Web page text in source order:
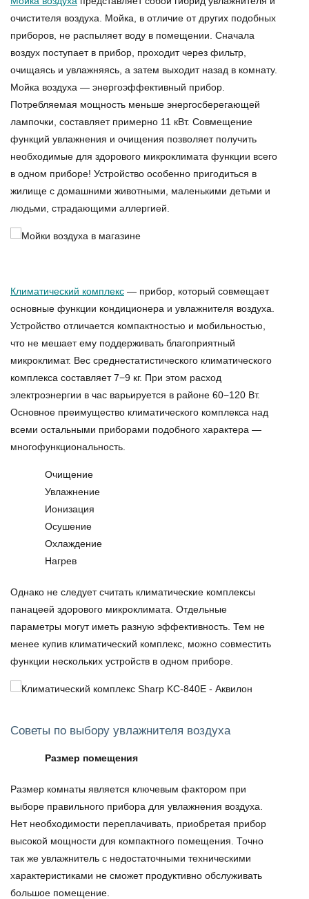
очистителя воздуха . Мойка, в отличие от других подобных
приборов, не распыляет воду в помещении. Сначала
воздух поступает в прибор, проходит через фильтр,
очищаясь и увлажняясь, а затем выходит назад в комнату.
Мойка воздуха — энергоэффективный прибор.
Потребляемая мощность меньше энергосберегающей
лампочки, составляет примерно 11 кВт. Совмещение
функций увлажнения и очищения позволяет получить
необходимые для здорового микроклимата функции всего
в одном приборе! Устройство особенно пригодиться в
жилище с домашними животными, маленькими детьми и
людьми, страдающими аллергией.
Климатический комплекс — прибор, который совмещает
основные функции кондиционера и увлажнителя воздуха
Устройство отличается компактностью и мобильностью,
что не мешает ему поддерживать благоприятный
микроклимат. Вес среднестатистического климатического
комплекса составляет 7−9 кг. При этом расход
электроэнергии в час варьируется в районе 60−120 Вт.
Основное преимущество климатического комплекса над
всеми остальными приборами подобного характера —
многофункциональность.
Очищение
Увлажнение
Ионизация
Осушение
Охлаждение
Нагрев
Однако не следует считать климатические комплексы
панацеей здорового микроклимата. Отдельные
параметры могут иметь разную эффективность. Тем не
менее купив климатический комплекс, можно совместить
функции нескольких устройств в одном приборе.
Советы по выбору увлажнителя воздуха
Размер помещения
Размер комнаты является ключевым фактором при
выборе правильного прибора для увлажнения воздуха
Нет необходимости переплачивать, приобретая прибор
высокой мощности для компактного помещения. Точно
так же увлажнитель с недостаточными техническими
характеристиками не сможет продуктивно обслуживать
большое помещение.